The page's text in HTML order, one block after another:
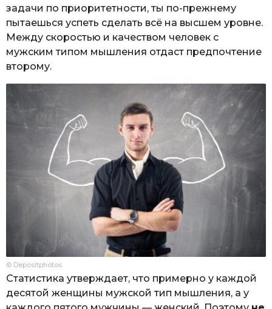
задачи по приоритетности, ты по-прежнему
пытаешься успеть сделать всё на высшем уровне.
Между скоростью и качеством человек с
мужским типом мышления отдаст предпочтение
второму.
© Depositphotos
Статистика утверждает, что примерно у каждой
десятой женщины мужской тип мышления, а у